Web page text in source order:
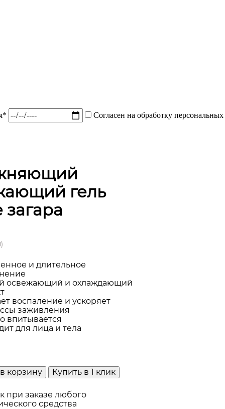
Согласен на обработку персональных
гель
загара
и длительное
освежающий и охлаждающий
воспаление и ускоряет
заживления
впитывается
для лица и тела
корзину Купить в 1 клик
при заказе любого
средства